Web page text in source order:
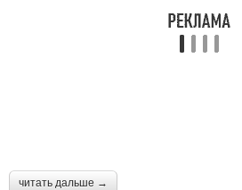
читать дальше →